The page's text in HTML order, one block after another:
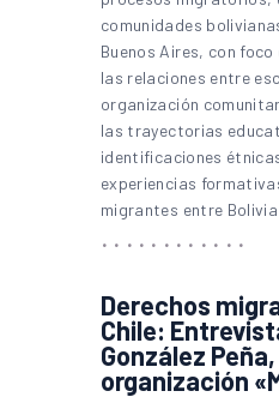
comunidades
Buenos Aires, con
las relaciones entre
organización
las trayectorias
identificaciones
experiencias
migrantes entre
Derechos
Chile:
González
organización